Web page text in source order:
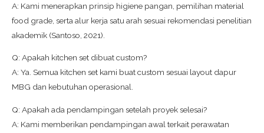
A: Kami menerapkan prinsip higiene pangan, pemilihan material
food grade, serta alur kerja satu arah sesuai rekomendasi penelitian
akademik (Santoso, 2021).
Q: Apakah kitchen set dibuat custom?
A: Ya. Semua kitchen set kami buat custom sesuai layout dapur
MBG dan kebutuhan operasional.
Q: Apakah ada pendampingan setelah proyek selesai?
A: Kami memberikan pendampingan awal terkait perawatan